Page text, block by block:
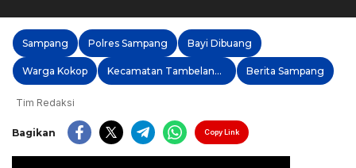
Sampang Polres Sampang Bayi Dibuang
Warga Kokop Kecamatan Tambelangan Berita Sampang
Tim Redaksi
Bagikan Copy Link